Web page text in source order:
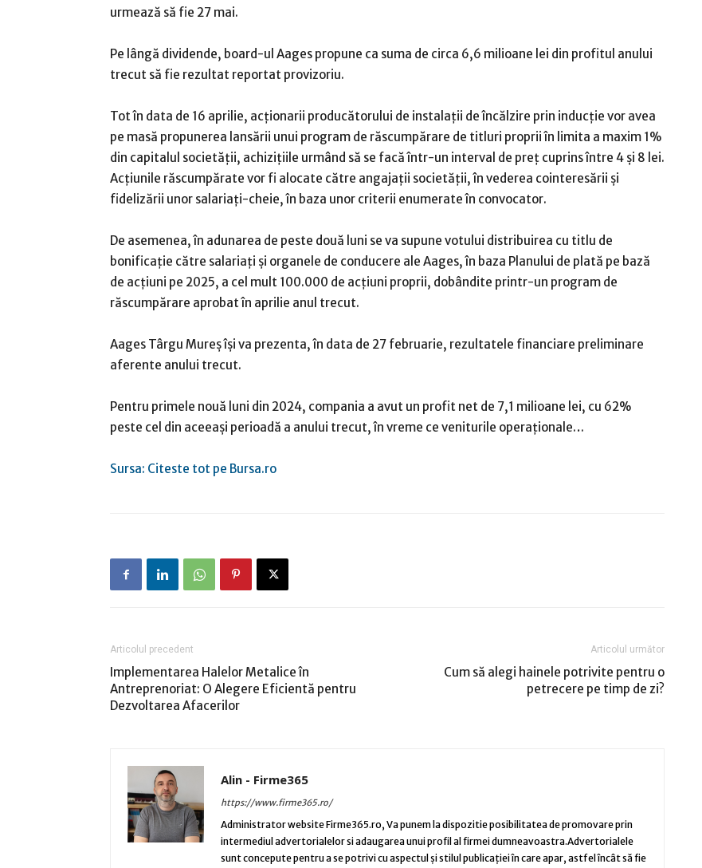
urmează să fie 27 mai.
Pe lângă dividende, board-ul Aages propune ca suma de circa 6,6 milioane lei din profitul anului
trecut să fie rezultat reportat provizoriu.
Tot în data de 16 aprilie, acţionarii producătorului de instalaţii de încălzire prin inducţie vor avea
pe masă propunerea lansării unui program de răscumpărare de titluri proprii în limita a maxim 1%
din capitalul societăţii, achiziţiile urmând să se facă într-un interval de preţ cuprins între 4 şi 8 lei.
Acţiunile răscumpărate vor fi alocate către angajaţii societăţii, în vederea cointeresării şi
fidelizării unor salariaţi-cheie, în baza unor criterii enumerate în convocator.
De asemenea, în adunarea de peste două luni se va supune votului distribuirea cu titlu de
bonificaţie către salariaţi şi organele de conducere ale Aages, în baza Planului de plată pe bază
de acţiuni pe 2025, a cel mult 100.000 de acţiuni proprii, dobândite printr-un program de
răscumpărare aprobat în aprilie anul trecut.
Aages Târgu Mureş îşi va prezenta, în data de 27 februarie, rezultatele financiare preliminare
aferente anului trecut.
Pentru primele nouă luni din 2024, compania a avut un profit net de 7,1 milioane lei, cu 62%
peste cel din aceeaşi perioadă a anului trecut, în vreme ce veniturile operaţionale…
Sursa: Citeste tot pe Bursa.ro
Articolul precedent
Implementarea Halelor Metalice în
Antreprenoriat: O Alegere Eficientă pentru
Dezvoltarea Afacerilor
Articolul următor
Cum să alegi hainele potrivite pentru o
petrecere pe timp de zi?
Alin - Firme365
https://www.firme365.ro/
Administrator website Firme365.ro, Va punem la dispozitie posibilitatea de promovare prin
intermediul advertorialelor si adaugarea unui profil al firmei dumneavoastra.Advertorialele
sunt concepute pentru a se potrivi cu aspectul și stilul publicației în care apar, astfel încât să fie